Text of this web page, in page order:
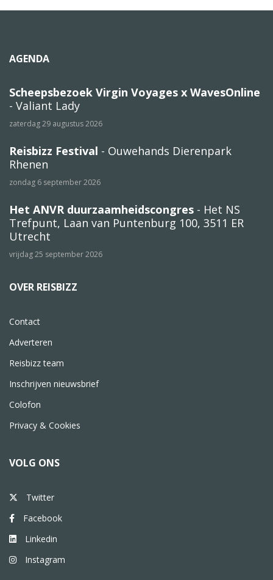
AGENDA
Scheepsbezoek Virgin Voyages x WavesOnline
- Valiant Lady
zaterdag 29 augustus 2026
Reisbizz Festival - Ouwehands Dierenpark
Rhenen
zondag 6 september 2026
Het ANVR duurzaamheidscongres - Het NS
Trefpunt, Laan van Puntenburg 100, 3511 ER
Utrecht
vrijdag 25 september 2026
OVER REISBIZZ
Contact
Adverteren
Reisbizz team
Inschrijven nieuwsbrief
Colofon
Privacy & Cookies
VOLG ONS
Twitter
Facebook
Linkedin
Instagram